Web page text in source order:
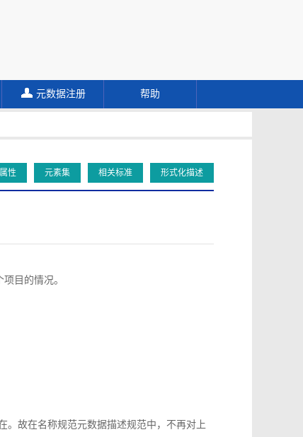
元数据注册 帮助
性 元素集 相关标准 形式化描述
目的情况。
。故在名称规范元数据描述规范中，不再对上